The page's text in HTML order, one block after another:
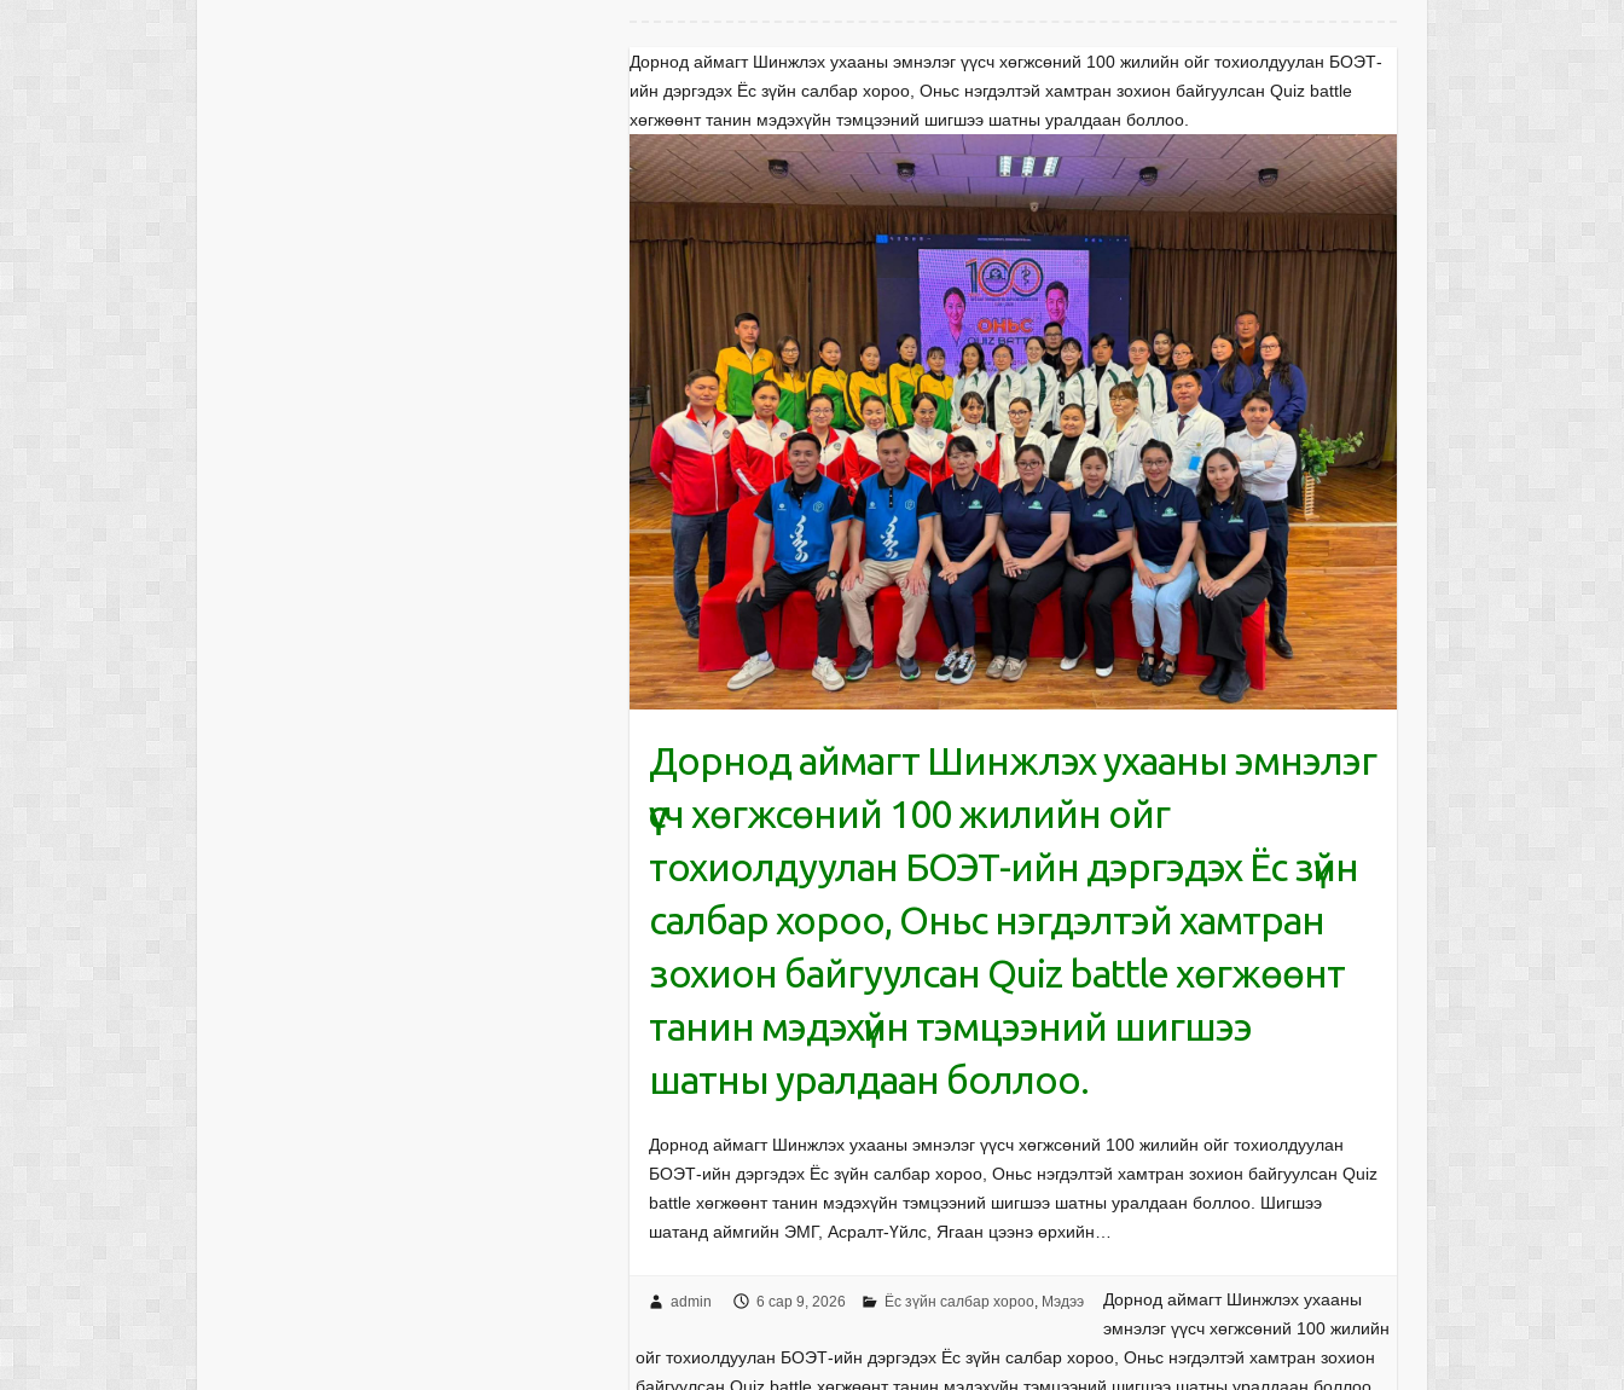
Дорнод аймагт Шинжлэх ухааны эмнэлэг үүсч хөгжсөний 100 жилийн ойг тохиолдуулан БОЭТ-
ийн дэргэдэх Ёс зүйн салбар хороо, Оньс нэгдэлтэй хамтран зохион байгуулсан Quiz battle
хөгжөөнт танин мэдэхүйн тэмцээний шигшээ шатны уралдаан боллоо.
Дорнод аймагт Шинжлэх ухааны эмнэлэг
үүсч хөгжсөний 100 жилийн ойг
тохиолдуулан БОЭТ-ийн дэргэдэх Ёс зүйн
салбар хороо, Оньс нэгдэлтэй хамтран
зохион байгуулсан Quiz battle хөгжөөнт
танин мэдэхүйн тэмцээний шигшээ
шатны уралдаан боллоо.
Дорнод аймагт Шинжлэх ухааны эмнэлэг үүсч хөгжсөний 100 жилийн ойг тохиолдуулан
БОЭТ-ийн дэргэдэх Ёс зүйн салбар хороо, Оньс нэгдэлтэй хамтран зохион байгуулсан Quiz
battle хөгжөөнт танин мэдэхүйн тэмцээний шигшээ шатны уралдаан боллоо. Шигшээ
шатанд аймгийн ЭМГ, Асралт-Үйлс, Ягаан цээнэ өрхийн…
admin 6 сар 9, 2026 Ёс зүйн салбар хороо, Мэдээ
Дорнод аймагт Шинжлэх ухааны
эмнэлэг үүсч хөгжсөний 100 жилийн
ойг тохиолдуулан БОЭТ-ийн дэргэдэх Ёс зүйн салбар хороо, Оньс нэгдэлтэй хамтран зохион